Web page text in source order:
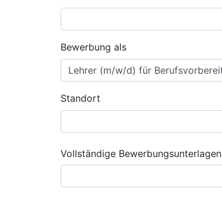
Bewerbung als
Standort
Vollständige